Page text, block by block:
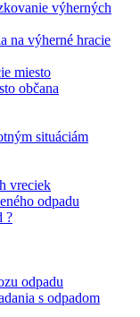
výherných
na výherné hracie
miesto
občana
situáciám
vreciek
odpadu
?
odpadu
s odpadom